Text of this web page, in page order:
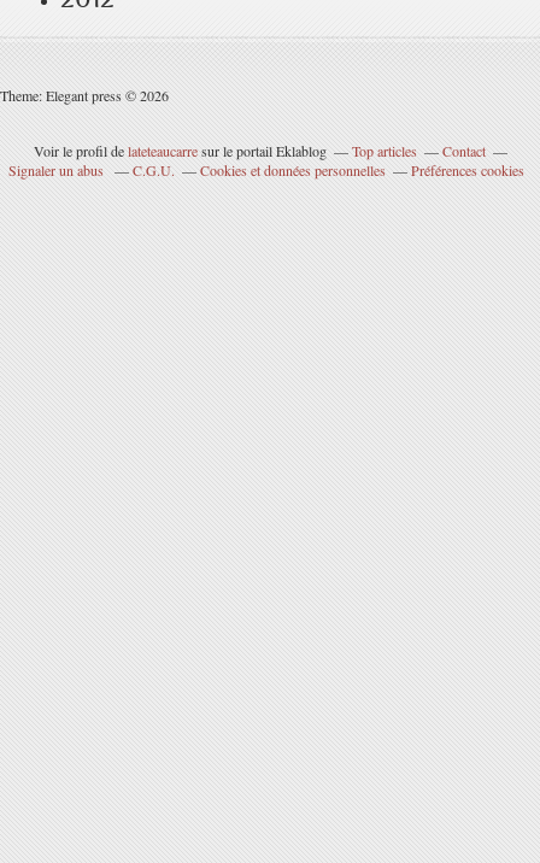
Theme: Elegant press © 2026
Voir le profil delateteaucarresur le portail Eklablog Top articles
Contact
Signaler un abus
C.G.U. Cookies et données personnelles Préférences cookies